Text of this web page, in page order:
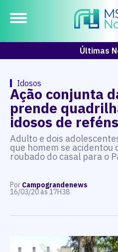
Últimas
Idosos
Ação conjunta
prende
idosos de reféns
Adulto e dois
que homem se acidentou
roubado do casal para o
Por Campograndenews
16/03/20 às 17H38